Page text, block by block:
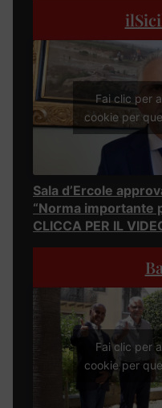
Fai clic per
cookie per
Sala d’Ercole
“Norma importante
CLICCA PER IL
Fai clic per
cookie per